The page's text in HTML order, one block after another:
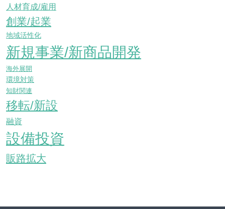
人材育成/雇用
創業/起業
地域活性化
新規事業/新商品開発
海外展開
環境対策
知財関連
移転/新設
融資
設備投資
販路拡大